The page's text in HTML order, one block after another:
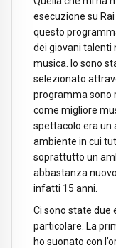
esecuzione su
questo
dei giovani talenti
musica. Io sono
selezionato
programma sono
come migliore
spettacolo era un
ambiente in cui
soprattutto un
abbastanza
infatti 15 anni.
Ci sono state due
particolare. La
ho suonato con